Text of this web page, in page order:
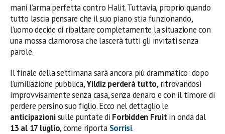
mani l’arma perfetta contro Halit. Tuttavia, proprio quando
tutto lascia pensare che il suo piano stia funzionando,
l’uomo decide di ribaltare completamente la situazione con
una mossa clamorosa che lascerà tutti gli invitati senza
parole.
Il finale della settimana sarà ancora più drammatico: dopo
l’umiliazione pubblica,Yildiz perderà tutto, ritrovandosi
improvvisamente senza casa, senza denaro e con il timore di
perdere persino suo figlio. Ecco nel dettaglio le
anticipazionisulle puntate di Forbidden Fruitin onda dal
13 al 17 luglio, come riporta Sorrisi.